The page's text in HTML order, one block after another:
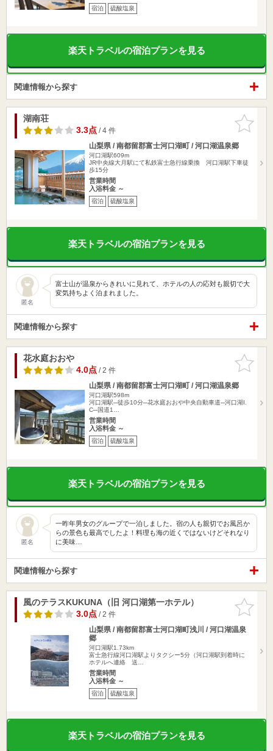
宿泊 硫酸塩泉
楽天トラベルの宿泊プランを見る
関連情報から探す
お気に入
りに追加
湖南荘
3.3点/ 4 件
山梨県 / 南都留郡富士河口湖町 / 河口湖温泉郷
河口湖駅609m
JR中央線大月駅にて私鉄富士急行線乗換 河口湖駅下車徒
歩15分
営業時間
入浴料金 ～
宿泊 硫酸塩泉
楽天トラベルの宿泊プランを見る
匿名
富士山が温泉からきれいに見れて、ホテルの人の応対も親切で大
変気持ちよく泊まれました。
関連情報から探す
お気に入
りに追加
花水庭おおや
4.0点/ 2 件
山梨県 / 南都留郡富士河口湖町 / 河口湖温泉郷
河口湖駅598m
河口湖駅─徒歩10分─花水庭おおや中央自動車道─河口湖I.
C─国道1…
営業時間
入浴料金 ～
宿泊 硫酸塩泉
楽天トラベルの宿泊プランを見る
匿名
一昨年男女のグループで一泊しました。宿の人も親切でお風呂か
らの景色も最高でしたよ！料理も海の近くではないけどそれなり
に美味…
関連情報から探す
お気に入
りに追加
風のテラスKUKUNA（旧 河口湖第一ホテル）
3.0点/ 2 件
山梨県 / 南都留郡富士河口湖町浅川 / 河口湖温泉
郷
河口湖駅1.73km
富士急行線河口湖駅よりタクシー5分（河口湖駅到着時に
ホテルへ連絡 送…
営業時間
入浴料金 ～
宿泊 硫酸塩泉
楽天トラベルの宿泊プランを見る